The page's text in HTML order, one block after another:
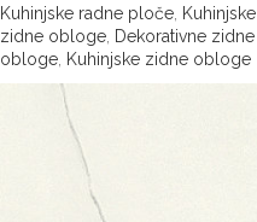
Kuhinjske radne ploče Kuhinjske
zidne obloge Dekorativne zidne
obloge Kuhinjske zidne obloge